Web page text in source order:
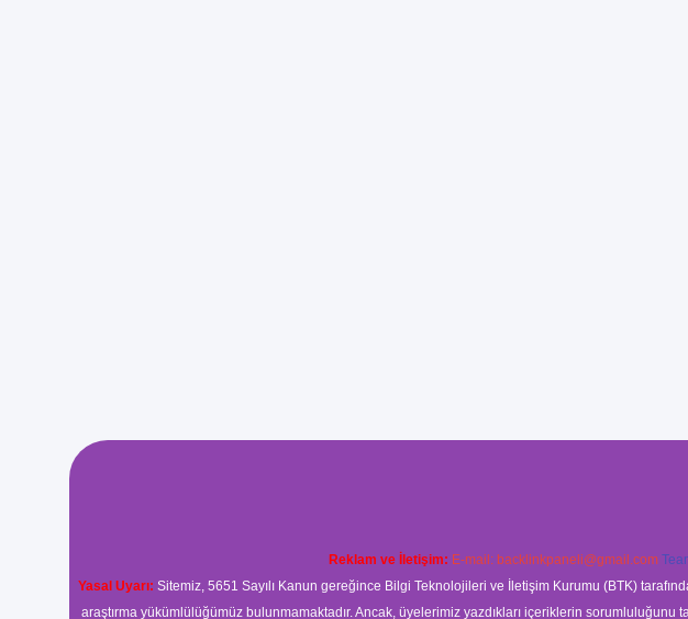
Reklam ve İletişim: E-mail: backlinkpaneli@gmail.com
Yasal Uyarı: Sitemiz, 5651 Sayılı Kanun gereğince Bilgi Teknolojileri ve İletişim Kurumu (BTK)
araştırma yükümlülüğümüz bulunmamaktadır. Ancak, üyelerimiz yazdıkları içeriklerin